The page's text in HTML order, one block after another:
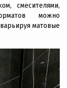
смесителями,
можно
матовые